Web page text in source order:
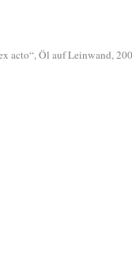
acto“, Öl auf Leinwand,